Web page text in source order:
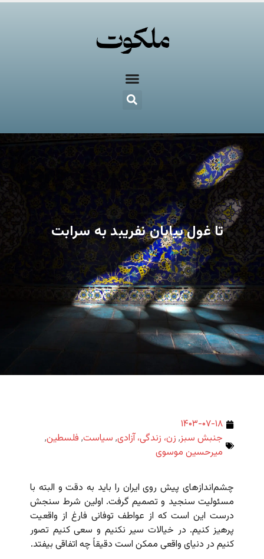
تا غول بیابان نفریبد به سرابت
۱۴۰۳-۰۷-۱۸
جنبش سبز, زن، زندگی، آزادی, سیاست, فلسطین,
میرحسین موسوی
چشم‌اندازهای پیش روی ایران را باید به دقت و البته با
مسئولیت سنجید و تصمیم گرفت. اولین شرط سنجش
درست این است که از عواطف توفانی فارغ از واقعیت‌
پرهیز کنیم. در خیالات سیر نکنیم و سعی کنیم تصور
کنیم در دنیای واقعی ممکن است دقیقاً چه اتفاقی بیفتد.